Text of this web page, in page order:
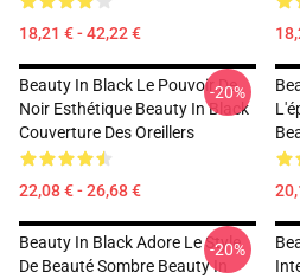
18,21 € - 42,22 €
Beauty In Black Le Pouvoir De
Noir Esthétique Beauty In Black
Couverture Des Oreillers
22,08 € - 26,68 €
-20%
Beauty In Black Adore Le Style
De Beauté Sombre Beauty In
-20%